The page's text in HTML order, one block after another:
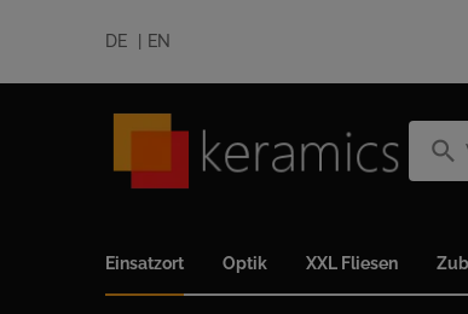
EN
DE
search
Einsatzort Optik XXL Fliesen